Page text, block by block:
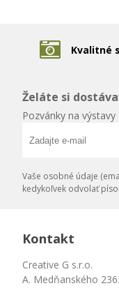
Kvalitné
Želáte si
Pozvánky na
Vaše osobné údaje
kedykoľvek odvolať
Kontakt
Creative G s.r.o.
A. Medňanského